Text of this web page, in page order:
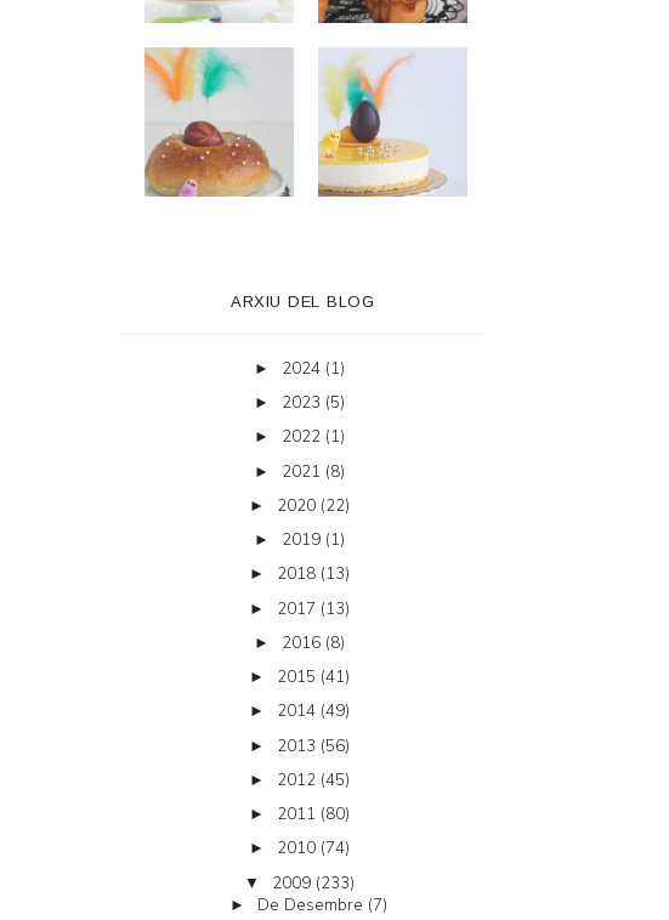
ARXIU DEL BLOG
► 2024 (1)
► 2023 (5)
► 2022 (1)
► 2021 (8)
► 2020 (22)
► 2019 (1)
► 2018 (13)
► 2017 (13)
► 2016 (8)
► 2015 (41)
► 2014 (49)
► 2013 (56)
► 2012 (45)
► 2011 (80)
► 2010 (74)
▼ 2009 (233)
► De Desembre (7)